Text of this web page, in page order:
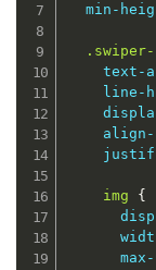
min-
text-
line-
align-
img {